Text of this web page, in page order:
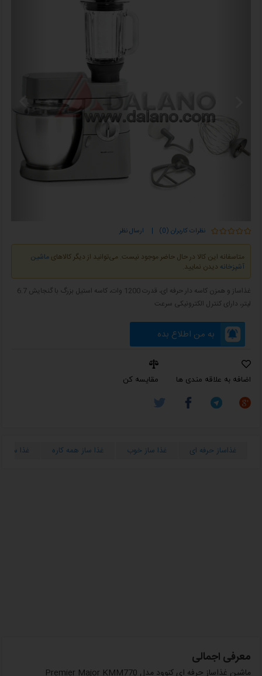
نظرات کاربران (0) | ارسال نظر
متاسفانه این کالا در حال حاضر موجود نیست. می‌توانید از دیگر کالاهای ماشین
آشپزخانه دیدن نمایید.
غذاساز و همزن کاسه دار حرفه ای، قدرت 1200 وات، کاسه استیل بزرگ با گنجایش 6.7
لیتر، دارای کنترل الکترونیکی سرعت
به من اطلاع بده
اضافه به علاقه مندی ها مقایسه کن
غذاساز حرفه ای غذا ساز خوب غذا ساز همه کاره غذا ساز
معرفی اجمالی